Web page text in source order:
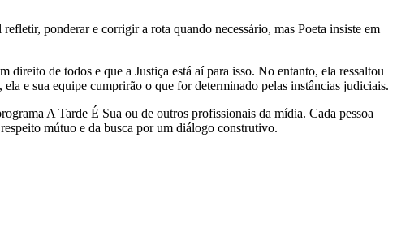
ponderar e corrigir a rota quando necessário, mas Poeta insiste em
de todos e que a Justiça está aí para isso. No entanto, ela ressaltou
e sua equipe cumprirão o que for determinado pelas instâncias judiciais.
A Tarde É Sua ou de outros profissionais da mídia. Cada pessoa
mútuo e da busca por um diálogo construtivo.